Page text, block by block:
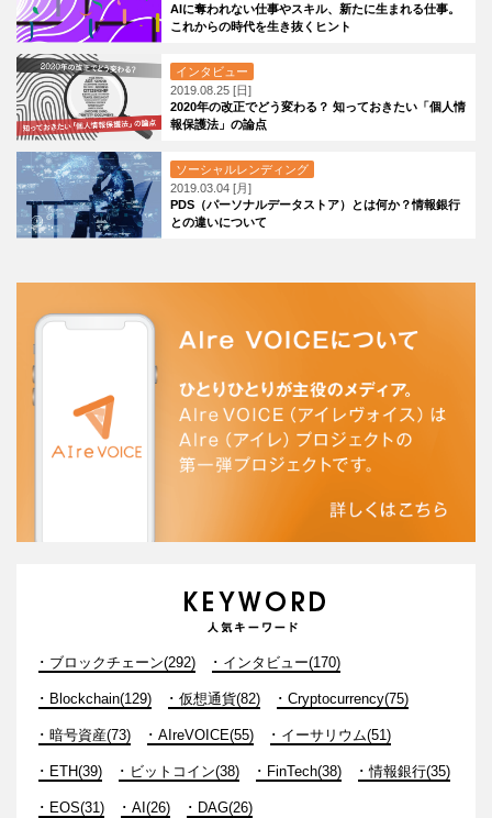
AIに奪われない仕事やスキル、新たに生まれる仕事。
これからの時代を生き抜くヒント
インタビュー
2019.08.25 [日]
2020年の改正でどう変わる？ 知っておきたい「個人情
報保護法」の論点
ソーシャルレンディング
2019.03.04 [月]
PDS（パーソナルデータストア）とは何か？情報銀行
との違いについて
ブロックチェーン(292) インタビュー(170)
Blockchain(129) 仮想通貨(82) Cryptocurrency(75)
暗号資産(73) AIreVOICE(55) イーサリウム(51)
ETH(39) ビットコイン(38) FinTech(38) 情報銀行(35)
EOS(31) AI(26) DAG(26)